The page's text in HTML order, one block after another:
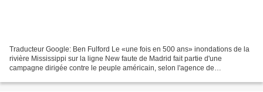
Traducteur Google: Ben Fulford Le «une fois en 500 ans» inondations de la
rivière Mississippi sur la ligne New faute de Madrid fait partie d'une
campagne dirigée contre le peuple américain, selon l'agence de